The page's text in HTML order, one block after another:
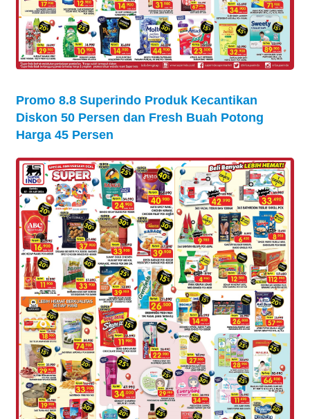
Promo 8.8 Superindo Produk Kecantikan
Diskon 50 Persen dan Fresh Buah Potong
Harga 45 Persen